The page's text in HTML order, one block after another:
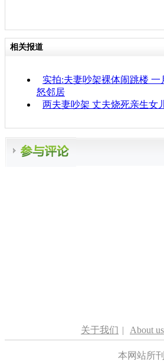
相关报道
实拍:夫妻吵架裸体闹跳楼 一
怒邻居
两夫妻吵架 丈夫烧死亲生女
关于我们 | About us
本网站所